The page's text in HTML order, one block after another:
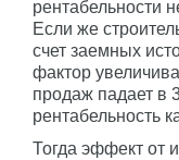
рентабельности
Если же
счет заемных
фактор
продаж падает в
рентабельность
Тогда эффект от